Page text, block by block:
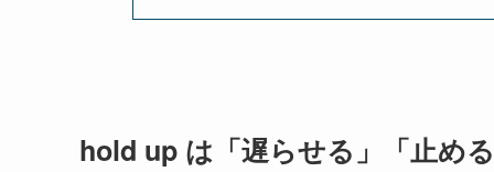
hold up は「遅らせる」「止める